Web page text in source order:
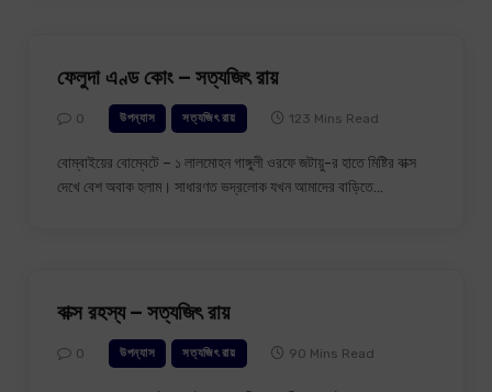
ফেলুদা এণ্ড কোং – সত্যজিৎ রায়
0 উপন্যাস সত্যজিৎ রায় 123 Mins Read
বোম্বাইয়ের বোম্বেটে – ১ লালমোহন গাঙ্গুলী ওরফে জটায়ু-র হাতে মিষ্টির বাক্স
দেখে বেশ অবাক হলাম। সাধারণত ভদ্রলোক যখন আমাদের বাড়িতে…
বাক্স রহস্য – সত্যজিৎ রায়
0 উপন্যাস সত্যজিৎ রায় 90 Mins Read